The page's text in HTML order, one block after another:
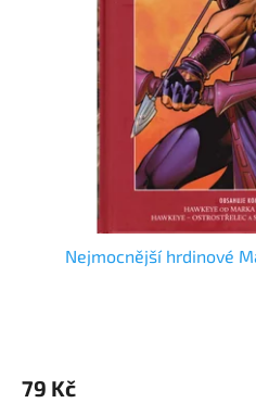
Nejmocnější hrdinové
79 Kč